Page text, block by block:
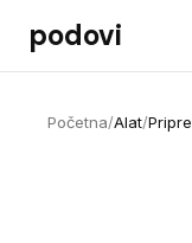
Preskoči na sadržaj
podovi
Početna/Alat/